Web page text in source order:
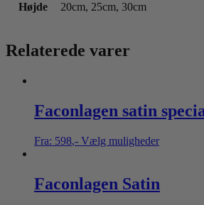
Højde 20cm, 25cm, 30cm
Relaterede varer
Faconlagen satin
Fra: 598,- Vælg muligheder
Faconlagen Satin